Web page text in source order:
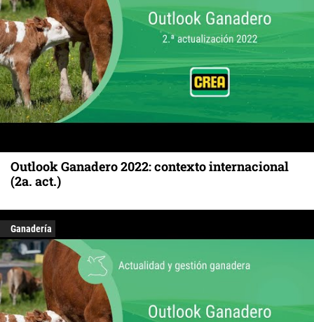
Outlook Ganadero 2022: contexto internacional
(2a. act.)
Ganadería